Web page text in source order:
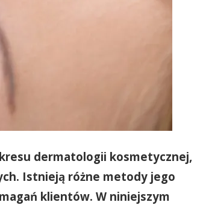
dermatologii kosmetycznej,
Istnieją różne metody jego
klientów. W niniejszym